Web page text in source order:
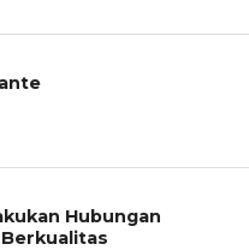
Hubungan